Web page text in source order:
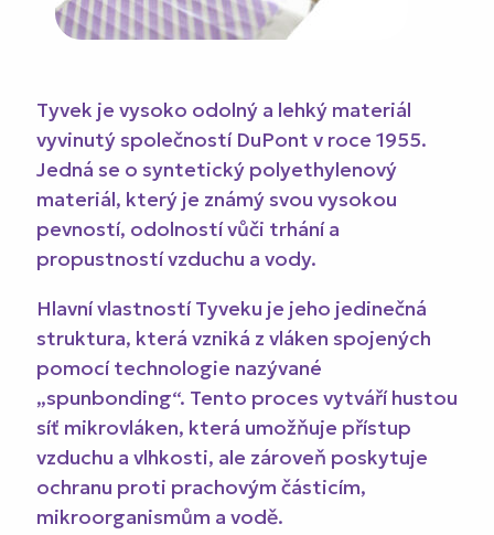
Tyvek je vysoko odolný a lehký materiál
vyvinutý společností DuPont v roce 1955.
Jedná se o syntetický polyethylenový
materiál, který je známý svou vysokou
pevností, odolností vůči trhání a
propustností vzduchu a vody.
Hlavní vlastností Tyveku je jeho jedinečná
struktura, která vzniká z vláken spojených
pomocí technologie nazývané
„spunbonding“. Tento proces vytváří hustou
síť mikrovláken, která umožňuje přístup
vzduchu a vlhkosti, ale zároveň poskytuje
ochranu proti prachovým částicím,
mikroorganismům a vodě.